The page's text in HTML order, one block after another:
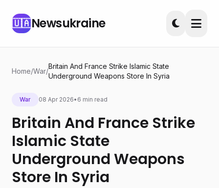
🇺🇦Newsukraine
Home/War/
Britain And France Strike Islamic State
Underground Weapons Store In Syria
War 08 Apr 2026• 6 min read
Britain And France Strike
Islamic State
Underground Weapons
Store In Syria